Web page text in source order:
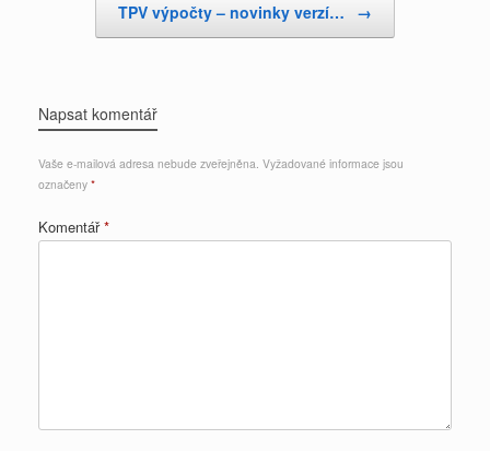
TPV výpočty – novinky verzí… →
Napsat komentář
Vaše e-mailová adresa nebude zveřejněna. Vyžadované informace jsou
označeny *
Komentář*